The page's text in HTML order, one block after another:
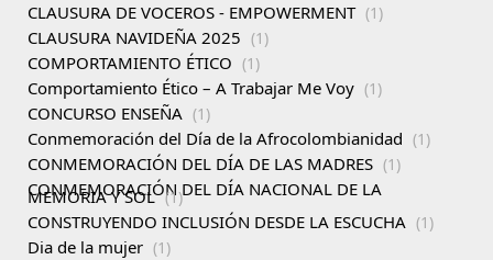
CLAUSURA DE VOCEROS - EMPOWERMENT (1)
CLAUSURA NAVIDEÑA 2025 (1)
COMPORTAMIENTO ÉTICO (1)
Comportamiento Ético – A Trabajar Me Voy (1)
CONCURSO ENSEÑA (1)
Conmemoración del Día de la Afrocolombianidad (1)
CONMEMORACIÓN DEL DÍA DE LAS MADRES (1)
CONMEMORACIÓN DEL DÍA NACIONAL DE LA
MEMORIA Y SOL (1)
CONSTRUYENDO INCLUSIÓN DESDE LA ESCUCHA (1)
Dia de la mujer (1)